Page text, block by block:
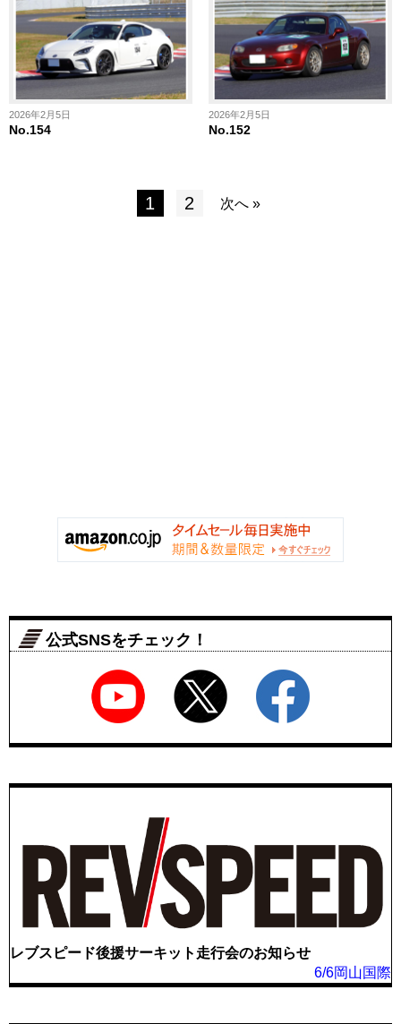
2026年2月5日
No.154
2026年2月5日
No.152
1 2 次へ »
公式SNSをチェック！
レブスピード後援サーキット走行会のお知らせ
6/6岡山国際